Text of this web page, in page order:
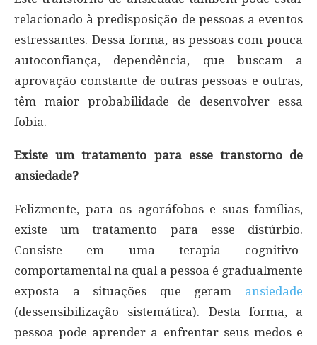
relacionado à predisposição de pessoas a eventos
estressantes. Dessa forma, as pessoas com pouca
autoconfiança, dependência, que buscam a
aprovação constante de outras pessoas e outras,
têm maior probabilidade de desenvolver essa
fobia.
Existe um tratamento para esse transtorno de
ansiedade?
Felizmente, para os agoráfobos e suas famílias,
existe um tratamento para esse distúrbio.
Consiste em uma terapia cognitivo-
comportamental na qual a pessoa é gradualmente
exposta a situações que geram ansiedade
(dessensibilização sistemática). Desta forma, a
pessoa pode aprender a enfrentar seus medos e